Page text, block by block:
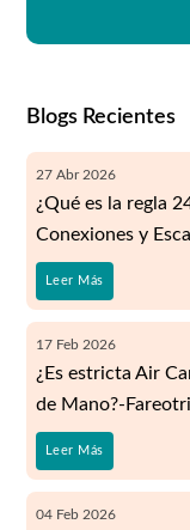
Blogs Recientes
27 Abr 2026
¿Qué es la regla
Conexiones y
Leer Más
17 Feb 2026
¿Es estricta Air
de Mano?-
Leer Más
04 Feb 2026